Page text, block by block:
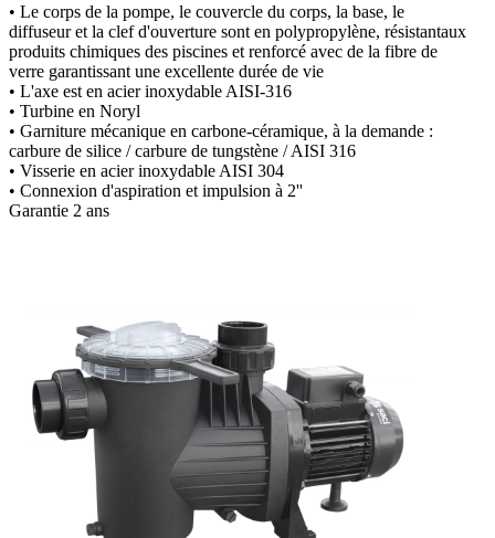
• Le corps de la pompe, le couvercle du corps, la base, le
diffuseur et la clef d'ouverture sont en polypropylène, résistantaux
produits chimiques des piscines et renforcé avec de la fibre de
verre garantissant une excellente durée de vie
• L'axe est en acier inoxydable AISI-316
• Turbine en Noryl
• Garniture mécanique en carbone-céramique, à la demande :
carbure de silice / carbure de tungstène / AISI 316
• Visserie en acier inoxydable AISI 304
• Connexion d'aspiration et impulsion à 2''
Garantie 2 ans